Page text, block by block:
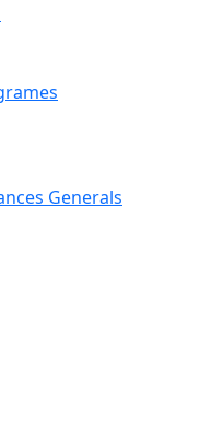
Generals